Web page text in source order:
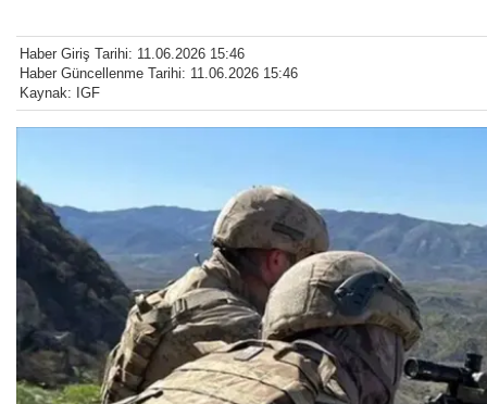
Haber Giriş Tarihi: 11.06.2026 15:46
Haber Güncellenme Tarihi: 11.06.2026 15:46
Kaynak: IGF